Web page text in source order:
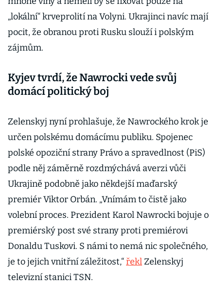
„lokální“ krveprolití na Volyni. Ukrajinci navíc mají
pocit, že obranou proti Rusku slouží i polským
zájmům.
Kyjev tvrdí, že Nawrocki vede svůj
domácí politický boj
Zelenskyj nyní prohlašuje, že Nawrockého krok je
určen polskému domácímu publiku. Spojenec
polské opoziční strany Právo a spravedlnost (PiS)
podle něj záměrně rozdmýchává averzi vůči
Ukrajině podobně jako někdejší maďarský
premiér Viktor Orbán. „Vnímám to čistě jako
volební proces. Prezident Karol Nawrocki bojuje o
premiérský post své strany proti premiérovi
Donaldu Tuskovi. S námi to nemá nic společného,
je to jejich vnitřní záležitost,“řeklZelenskyj
televizní stanici TSN.